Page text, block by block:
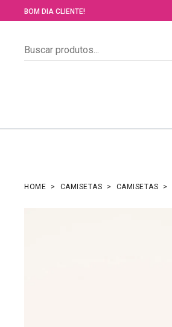
BOM DIA CLIENTE!
HOME CAMISETAS CAMISETAS